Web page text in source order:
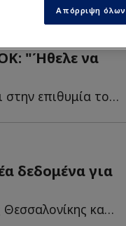
"Ήθελε να
Δημοσίευμα στην Ιταλία αναφέρεται στην επιθυμία του Ι...
δεδομένα για
Ο νέος προπονητής της ομάδας της Θεσσαλονίκης καλείται π...
Απόρριψη όλων